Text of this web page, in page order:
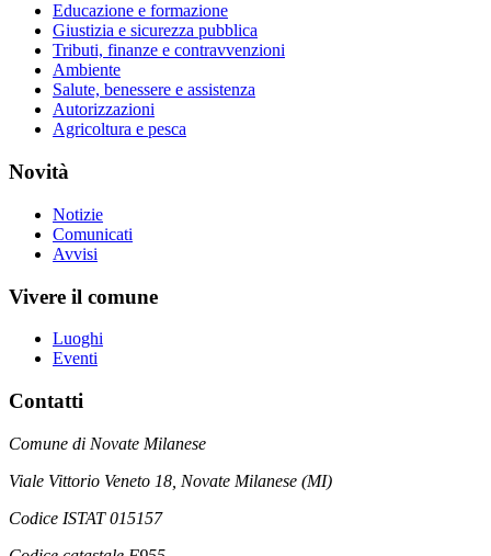
Educazione e formazione
Giustizia e sicurezza pubblica
Tributi, finanze e contravvenzioni
Ambiente
Salute, benessere e assistenza
Autorizzazioni
Agricoltura e pesca
Novità
Notizie
Comunicati
Avvisi
Vivere il comune
Luoghi
Eventi
Contatti
Comune di Novate Milanese
Viale Vittorio Veneto 18, Novate Milanese (MI)
Codice ISTAT 015157